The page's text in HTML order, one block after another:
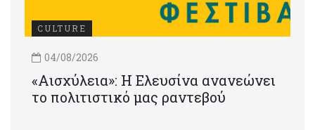
CULTURE
04/08/2026
«Αισχύλεια»: Η Ελευσίνα ανανεώνει
το πολιτιστικό μας ραντεβού